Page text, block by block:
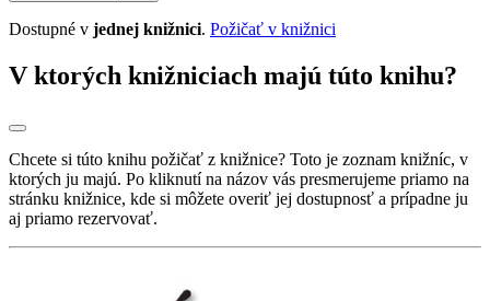
Dostupné v jednej knižnici. Požičať v knižnici
V ktorých knižniciach majú túto knihu?
Chcete si túto knihu požičať z knižnice? Toto je zoznam knižníc, v
ktorých ju majú. Po kliknutí na názov vás presmerujeme priamo na
stránku knižnice, kde si môžete overiť jej dostupnosť a prípadne ju
aj priamo rezervovať.